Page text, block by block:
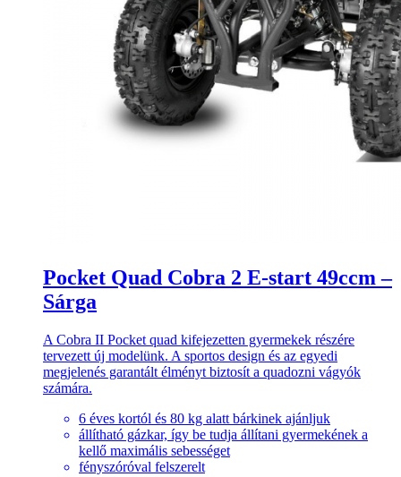
Pocket Quad Cobra 2 E-start 49ccm –
Sárga
A Cobra II Pocket quad kifejezetten gyermekek részére
tervezett új modelünk. A sportos design és az egyedi
megjelenés garantált élményt biztosít a quadozni vágyók
számára.
6 éves kortól és 80 kg alatt bárkinek ajánljuk
állítható gázkar, így be tudja állítani gyermekének a
kellő maximális sebességet
fényszóróval felszerelt